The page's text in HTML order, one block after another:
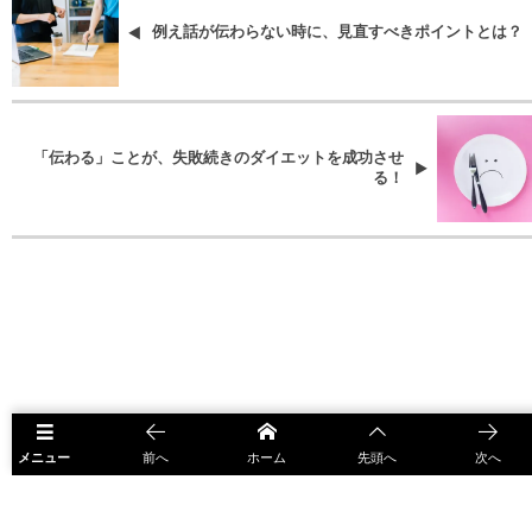
例え話が伝わらない時に、見直すべきポイントとは？
「伝わる」ことが、失敗続きのダイエットを成功させ
る！
メニュー 前へ ホーム 先頭へ 次へ